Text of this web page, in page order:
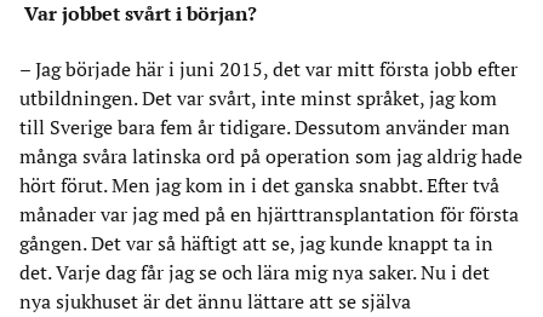
Var jobbet svårt i början?
– Jag började här i juni 2015, det var mitt första jobb efter
utbildningen. Det var svårt, inte minst språket, jag kom
till Sverige bara fem år tidigare. Dessutom använder man
många svåra latinska ord på operation som jag aldrig hade
hört förut. Men jag kom in i det ganska snabbt. Efter två
månader var jag med på en hjärttransplantation för första
gången. Det var så häftigt att se, jag kunde knappt ta in
det. Varje dag får jag se och lära mig nya saker. Nu i det
nya sjukhuset är det ännu lättare att se själva